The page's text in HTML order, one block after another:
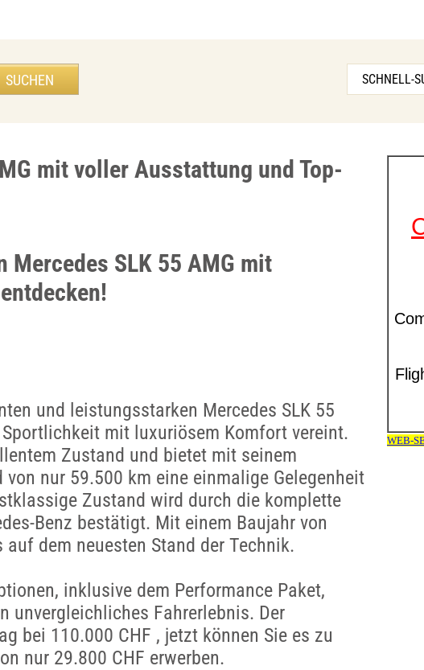
mit voller Ausstattung und Top-
Mercedes SLK 55 AMG mit
und leistungsstarken Mercedes SLK 55
mit luxuriösem Komfort vereint.
Zustand und bietet mit seinem
nur 59.500 km eine einmalige Gelegenheit
Zustand wird durch die komplette
Benz bestätigt. Mit einem Baujahr von
dem neuesten Stand der Technik.
inklusive dem Performance Paket,
unvergleichliches Fahrerlebnis. Der
bei 110.000 CHF , jetzt können Sie es zu
nur 29.800 CHF erwerben.